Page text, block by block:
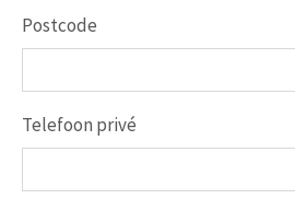
Postcode
Telefoon privé